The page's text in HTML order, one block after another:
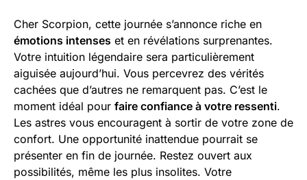
Cher Scorpion, cette journée s’annonce riche en
émotions intenses et en révélations surprenantes.
Votre intuition légendaire sera particulièrement
aiguisée aujourd’hui. Vous percevrez des vérités
cachées que d’autres ne remarquent pas. C’est le
moment idéal pour faire confiance à votre ressenti.
Les astres vous encouragent à sortir de votre zone de
confort. Une opportunité inattendue pourrait se
présenter en fin de journée. Restez ouvert aux
possibilités, même les plus insolites. Votre